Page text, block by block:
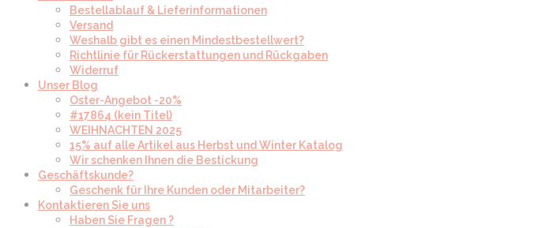
Bestellablauf & Lieferinformationen
Versand
Weshalb gibt es einen Mindestbestellwert?
Richtlinie für Rückerstattungen und Rückgaben
Widerruf
Unser Blog
Oster-Angebot -20%
#17864 (kein Titel)
WEIHNACHTEN 2025
15% auf alle Artikel aus Herbst und Winter Katalog
Wir schenken Ihnen die Bestickung
Geschäftskunde?
Geschenk für Ihre Kunden oder Mitarbeiter?
Kontaktieren Sie uns
Haben Sie Fragen ?